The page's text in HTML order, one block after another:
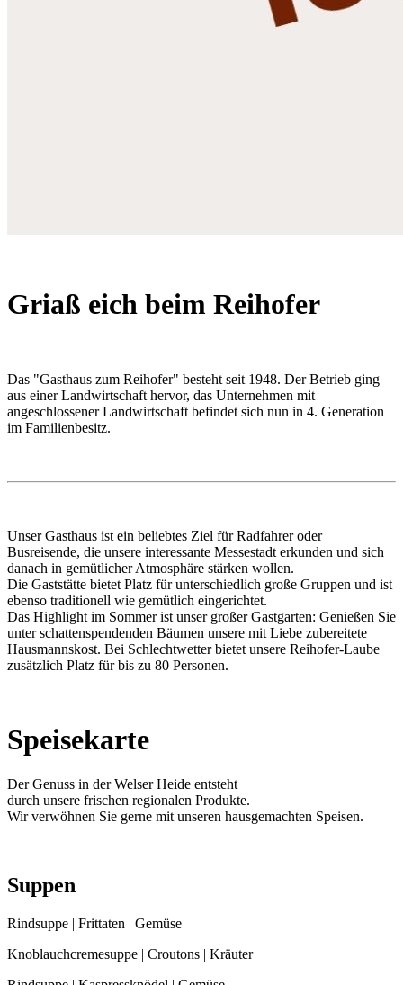
Griaß eich beim Reihofer
Das "Gasthaus zum Reihofer" besteht seit 1948. Der Betrieb ging
aus einer Landwirtschaft hervor, das Unternehmen mit
angeschlossener Landwirtschaft befindet sich nun in 4. Generation
im Familienbesitz.
Unser Gasthaus ist ein beliebtes Ziel für Radfahrer oder
Busreisende, die unsere interessante Messestadt erkunden und sich
danach in gemütlicher Atmosphäre stärken wollen.
Die Gaststätte bietet Platz für unterschiedlich große Gruppen und ist
ebenso traditionell wie gemütlich eingerichtet.
Das Highlight im Sommer ist unser großer Gastgarten: Genießen Sie
unter schattenspendenden Bäumen unsere mit Liebe zubereitete
Hausmannskost. Bei Schlechtwetter bietet unsere Reihofer-Laube
zusätzlich Platz für bis zu 80 Personen.
Speisekarte
Der Genuss in der Welser Heide entsteht
durch unsere frischen regionalen Produkte.
Wir verwöhnen Sie gerne mit unseren hausgemachten Speisen.
Suppen
Rindsuppe | Frittaten | Gemüse
Knoblauchcremesuppe | Croutons | Kräuter